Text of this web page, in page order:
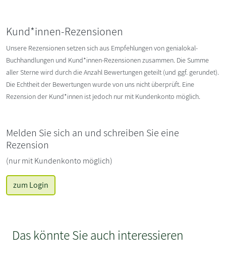
Kund*innen-Rezensionen
Unsere Rezensionen setzen sich aus Empfehlungen von genialokal-
Buchhandlungen und Kund*innen-Rezensionen zusammen. Die Summe
aller Sterne wird durch die Anzahl Bewertungen geteilt (und ggf. gerundet).
Die Echtheit der Bewertungen wurde von uns nicht überprüft. Eine
Rezension der Kund*innen ist jedoch nur mit Kundenkonto möglich.
Melden Sie sich an und schreiben Sie eine
Rezension
(nur mit Kundenkonto möglich)
zum Login
Das könnte Sie auch interessieren